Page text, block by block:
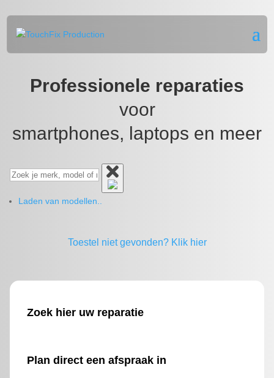
Professionele reparaties
voor
smartphones, laptops en meer
Laden van modellen..
Toestel niet gevonden? Klik hier
Zoek hier uw reparatie
Plan direct een afspraak in